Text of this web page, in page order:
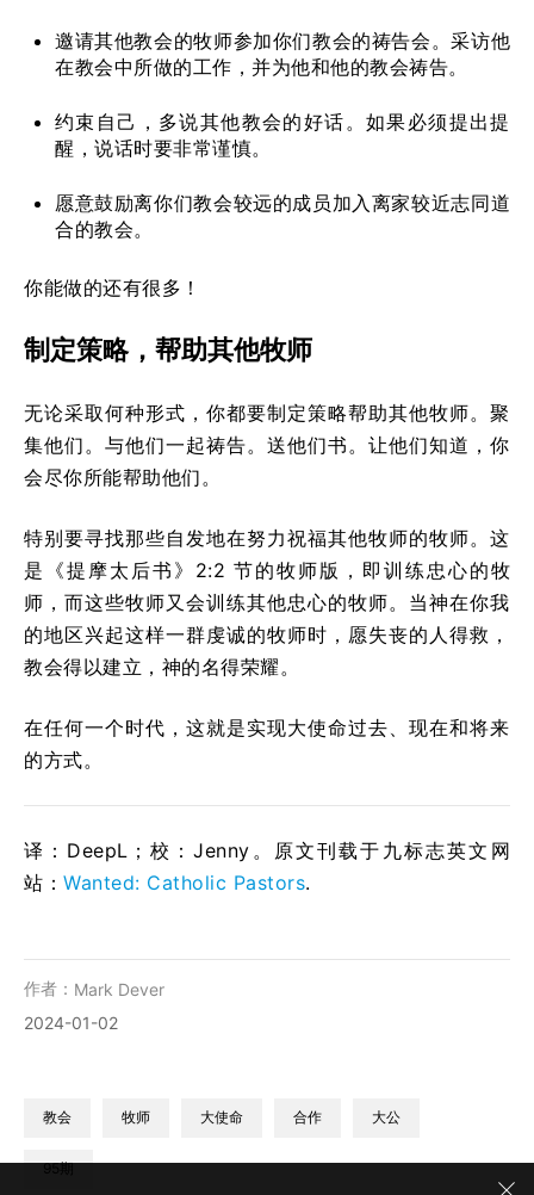
邀请其他教会的牧师参加你们教会的祷告会。采访他
在教会中所做的工作，并为他和他的教会祷告。
约束自己，多说其他教会的好话。如果必须提出提
醒，说话时要非常谨慎。
愿意鼓励离你们教会较远的成员加入离家较近志同道
合的教会。
你能做的还有很多！
制定策略，帮助其他牧师
无论采取何种形式，你都要制定策略帮助其他牧师。聚
集他们。与他们一起祷告。送他们书。让他们知道，你
会尽你所能帮助他们。
特别要寻找那些自发地在努力祝福其他牧师的牧师。这
是《提摩太后书》2:2 节的牧师版，即训练忠心的牧
师，而这些牧师又会训练其他忠心的牧师。当神在你我
的地区兴起这样一群虔诚的牧师时，愿失丧的人得救，
教会得以建立，神的名得荣耀。
在任何一个时代，这就是实现大使命过去、现在和将来
的方式。
译：DeepL；校：Jenny。原文刊载于九标志英文网
站： Wanted: Catholic Pastors.
作者： Mark Dever
2024-01-02
教会 牧师 大使命 合作 大公
95期